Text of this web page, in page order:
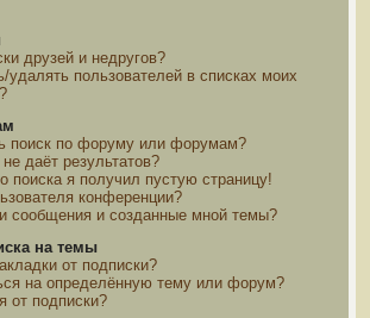
друзей и недругов?
удалять пользователей в списках моих
поиск по форуму или форумам?
даёт результатов?
поиска я получил пустую страницу!
конференции?
сообщения и созданные мной темы?
на темы
от подписки?
на определённую тему или форум?
от подписки?